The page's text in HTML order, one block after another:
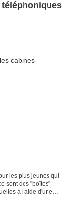
les plus jeunes qui
sont des "boîtes"
à l'aide d'une